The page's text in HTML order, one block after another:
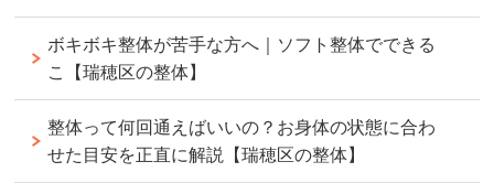
ボキボキ整体が苦手な方へ｜ソフト整体でできる
こ【瑞穂区の整体】
整体って何回通えばいいの？お身体の状態に合わ
せた目安を正直に解説【瑞穂区の整体】